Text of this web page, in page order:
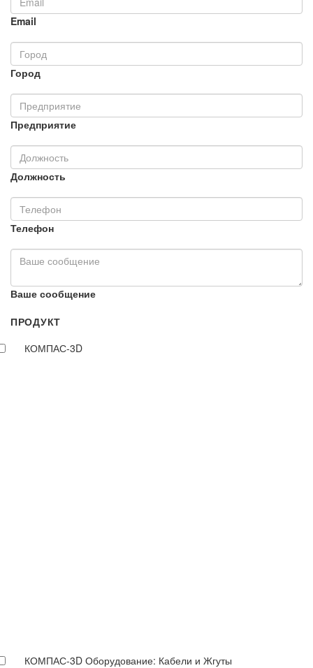
Email
Город
Предприятие
Должность
Телефон
Ваше сообщение
ПРОДУКТ
КОМПАС-3D
КОМПАС-3D Оборудование: Кабели и Жгуты